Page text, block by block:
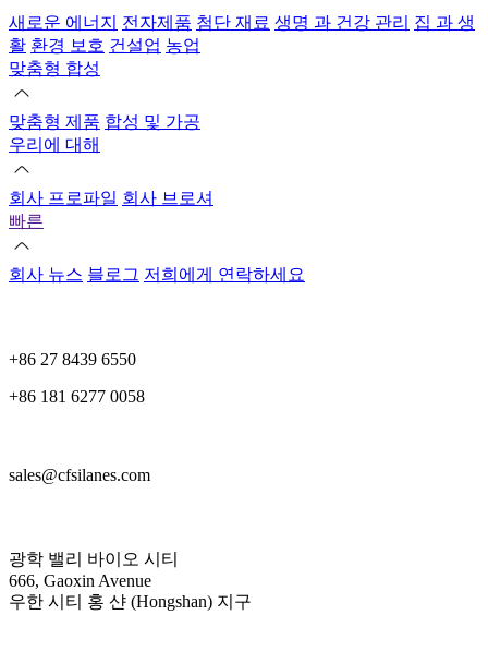
새로운 에너지 전자제품 첨단 재료 생명 과 건강 관리 집 과 생
활 환경 보호 건설업 농업
맞춤형 합성
맞춤형 제품 합성 및 가공
우리에 대해
회사 프로파일 회사 브로셔
빠른
회사 뉴스 블로그 저희에게 연락하세요
+86 27 8439 6550
+86 181 6277 0058
sales@cfsilanes.com
광학 밸리 바이오 시티
666, Gaoxin Avenue
우한 시티 홍 샨 (Hongshan) 지구